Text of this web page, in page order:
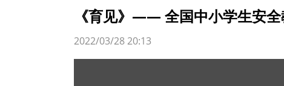
《育见》—— 全国中小学生安
2022/03/28 20:13